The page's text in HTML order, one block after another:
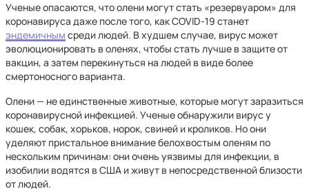
Ученые опасаются, что олени могут стать «резервуаром» для
коронавируса даже после того, как COVID-19 станет
эндемичным среди людей. В худшем случае, вирус может
эволюционировать в оленях, чтобы стать лучше в защите от
вакцин, а затем перекинуться на людей в виде более
смертоносного варианта.
Олени — не единственные животные, которые могут заразиться
коронавирусной инфекцией. Ученые обнаружили вирус у
кошек, собак, хорьков, норок, свиней и кроликов. Но они
уделяют пристальное внимание белохвостым оленям по
нескольким причинам: они очень уязвимы для инфекции, в
изобилии водятся в США и живут в непосредственной близости
от людей.